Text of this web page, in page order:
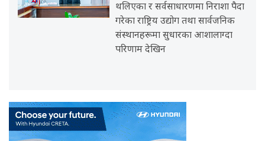
थलिएका र सर्वसाधारणमा निराशा पैदा
गरेका राष्ट्रिय उद्योग तथा सार्वजनिक
संस्थानहरूमा सुधारका आशालाग्दा
परिणाम देखिन